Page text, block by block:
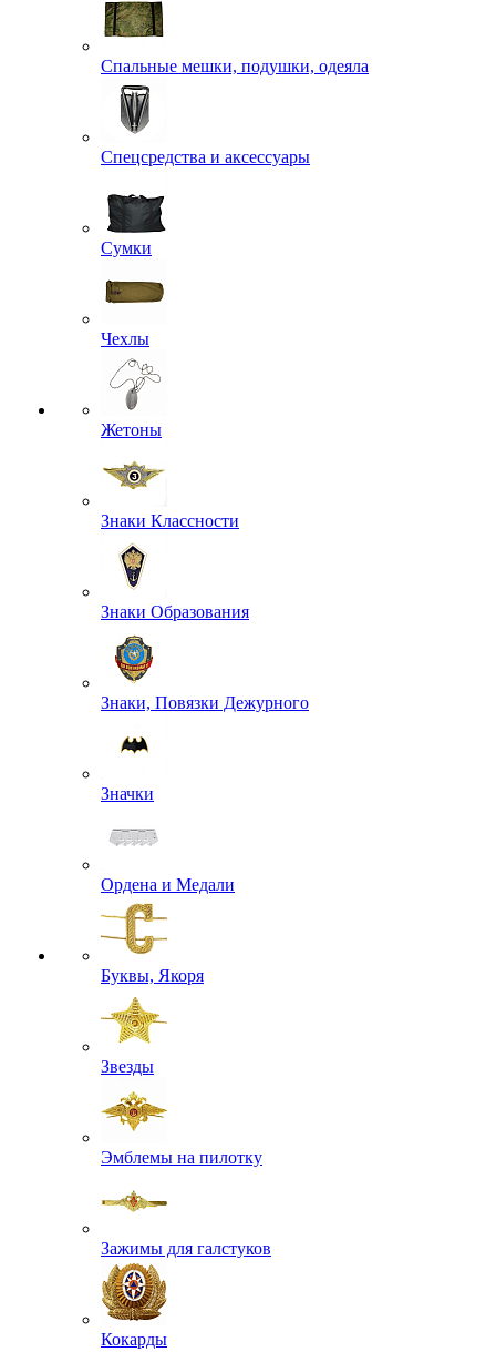
Спальные мешки, подушки, одеяла
Спецсредства и аксессуары
Сумки
Чехлы
Жетоны
Знаки Классности
Знаки Образования
Знаки, Повязки Дежурного
Значки
Ордена и Медали
Буквы, Якоря
Звезды
Эмблемы на пилотку
Зажимы для галстуков
Кокарды